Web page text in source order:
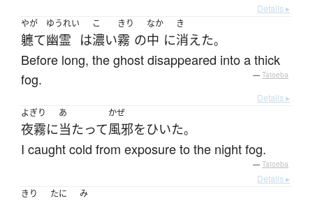
Details ▸
やが
軈て
ゆうれい
幽霊 は
こ
濃い
きり
霧 の
なか
中 に
き
消えた。
Before long, the ghost disappeared into a thick
fog.
— Tatoeba
Details ▸
よぎり
夜霧に
あ
当たって
かぜ
風邪をひいた。
I caught cold from exposure to the night fog.
— Tatoeba
Details ▸
きり
たに み